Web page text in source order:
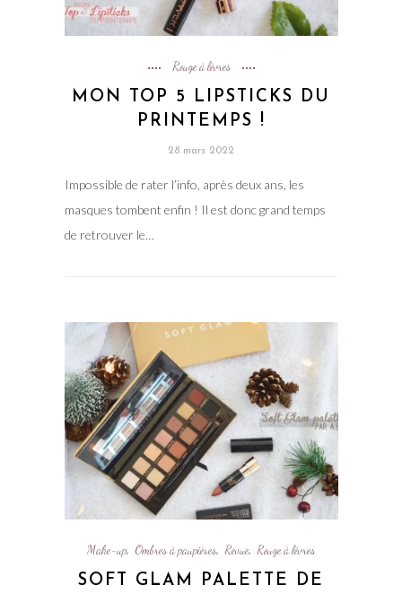
Rouge à lèvres
MON TOP 5 LIPSTICKS DU
PRINTEMPS !
28 mars 2022
Impossible de rater l’info, après deux ans, les
masques tombent enfin ! Il est donc grand temps
de retrouver le…
Make-up, Ombres à paupières, Revue, Rouge à lèvres
SOFT GLAM PALETTE DE